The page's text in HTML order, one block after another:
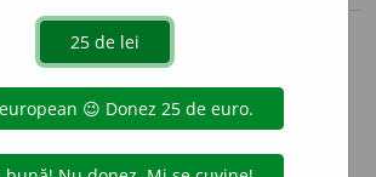
Aceste definiții sunt compilate de
dexonline. Definițiile
se află pe filadefiniții.